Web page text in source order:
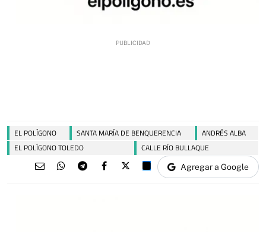
EL POLÍGONO SANTA MARÍA DE BENQUERENCIA
ANDRÉS ALBA
EL POLÍGONO TOLEDO
CALLE RÍO BULLAQUE
Agregar a Google